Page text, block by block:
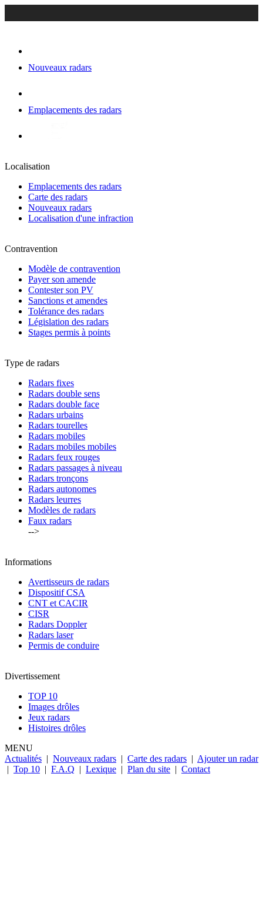
Nouveaux radars
Emplacements des radars
Localisation
Emplacements des radars
Carte des radars
Nouveaux radars
Localisation d'une infraction
Contravention
Modèle de contravention
Payer son amende
Contester son PV
Sanctions et amendes
Tolérance des radars
Législation des radars
Stages permis à points
Type de radars
Radars fixes
Radars double sens
Radars double face
Radars urbains
Radars tourelles
Radars mobiles
Radars mobiles mobiles
Radars feux rouges
Radars passages à niveau
Radars tronçons
Radars autonomes
Radars leurres
Modèles de radars
Faux radars
-->
Informations
Avertisseurs de radars
Dispositif CSA
CNT et CACIR
CISR
Radars Doppler
Radars laser
Permis de conduire
Divertissement
TOP 10
Images drôles
Jeux radars
Histoires drôles
MENU
Actualités | Nouveaux radars | Carte des radars | Ajouter un radar
| Top 10 | F.A.Q | Lexique | Plan du site | Contact